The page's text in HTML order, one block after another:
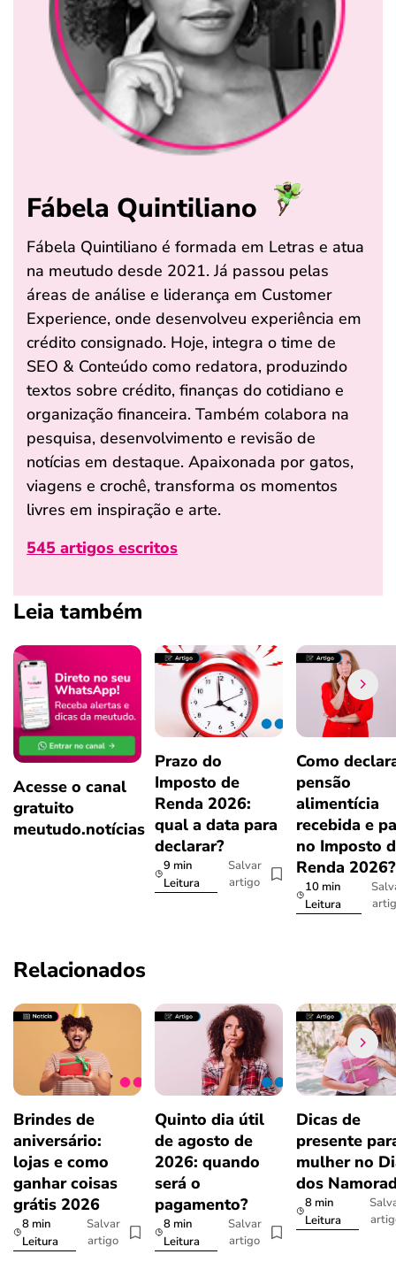
Fábela Quintiliano
Fábela Quintiliano é formada em Letras e atua
na meutudo desde 2021. Já passou pelas
áreas de análise e liderança em Customer
Experience, onde desenvolveu experiência em
crédito consignado. Hoje, integra o time de
SEO & Conteúdo como redatora, produzindo
textos sobre crédito, finanças do cotidiano e
organização financeira. Também colabora na
pesquisa, desenvolvimento e revisão de
notícias em destaque. Apaixonada por gatos,
viagens e crochê, transforma os momentos
livres em inspiração e arte.
545 artigos escritos
Leia também
Acesse o canal
gratuito
meutudo.notícias
Prazo do
Imposto de
Renda 2026:
qual a data para
declarar?
9 min
Leitura
Salvar
artigo
Como
pensão
alimentícia
recebida e
no Imposto
Renda
10 min
Leitura
Relacionados
Brindes de
aniversário:
lojas e como
ganhar coisas
grátis 2026
8 min
Leitura
Salvar
artigo
Quinto dia útil
de agosto de
2026: quando
será o
pagamento?
8 min
Leitura
Salvar
artigo
Dicas de
presente
mulher no
dos
8 min
Leitura